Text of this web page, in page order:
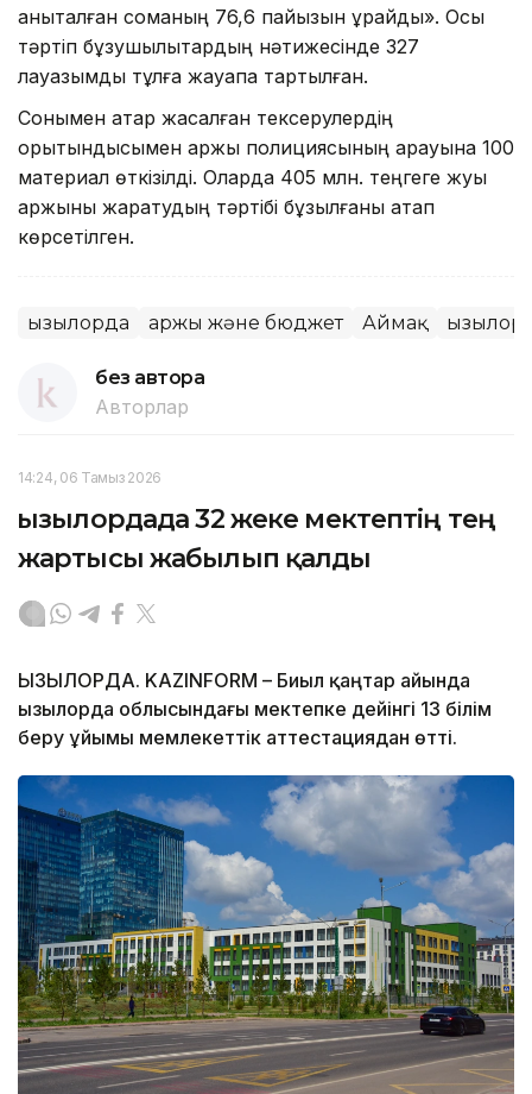
анықталған соманың 76,6 пайызын құрайды». Осы
тәртіп бұзушылықтардың нәтижесінде 327
лауазымды тұлға жауапқа тартылған.
Сонымен қатар жасалған тексерулердің
қорытындысымен қаржы полициясының қарауына 100
материал өткізілді. Оларда 405 млн. теңгеге жуық
қаржыны жаратудың тәртібі бұзылғаны атап
көрсетілген.
Қызылорда Қаржы және бюджет Аймақ
без автора
Авторлар
14:24, 06 Тамыз 2026
Қызылордада 32 жеке мектептің тең
жартысы жабылып қалды
ҚЫЗЫЛОРДА. KAZINFORM – Биыл қаңтар айында
Қызылорда облысындағы мектепке дейінгі 13 білім
беру ұйымы мемлекеттік аттестациядан өтті.